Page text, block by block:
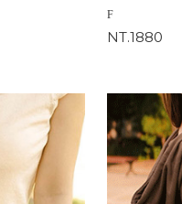
F
NT.1880